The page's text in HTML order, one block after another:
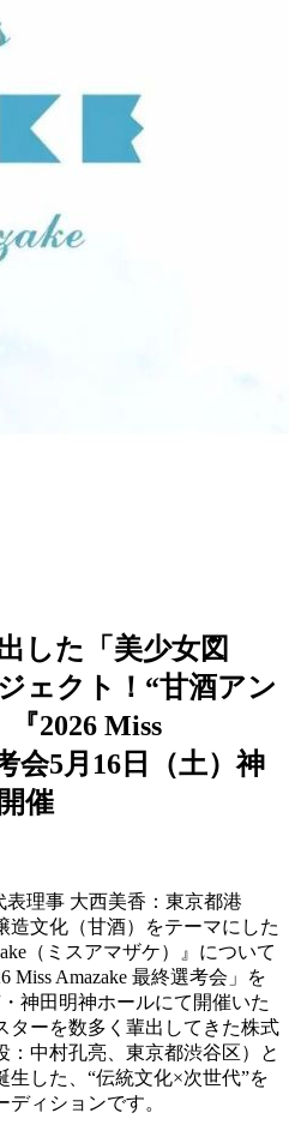
した「美少女図
ェクト！“甘酒アン
2026 Miss
会5月16日（土）神
催
理事 大西美香：東京都港
造文化（甘酒）をテーマにした
（ミスアマザケ）』について
Miss Amazake 最終選考会」を
神田明神ホールにて開催いた
ターを数多く輩出してきた株式
中村孔亮、東京都渋谷区）と
した、“伝統文化×次世代”を
ィションです。